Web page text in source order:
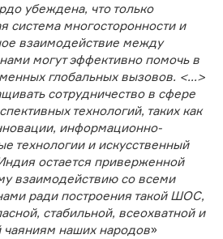
убеждена, что только
система многосторонности и
взаимодействие между
могут эффективно помочь в
глобальных вызовов. <...>
сотрудничество в сфере
технологий, таких как
информационно-
технологии и искусственный
остается приверженной
взаимодействию со всеми
ради построения такой ШОС,
стабильной, всеохватной и
наших народов»